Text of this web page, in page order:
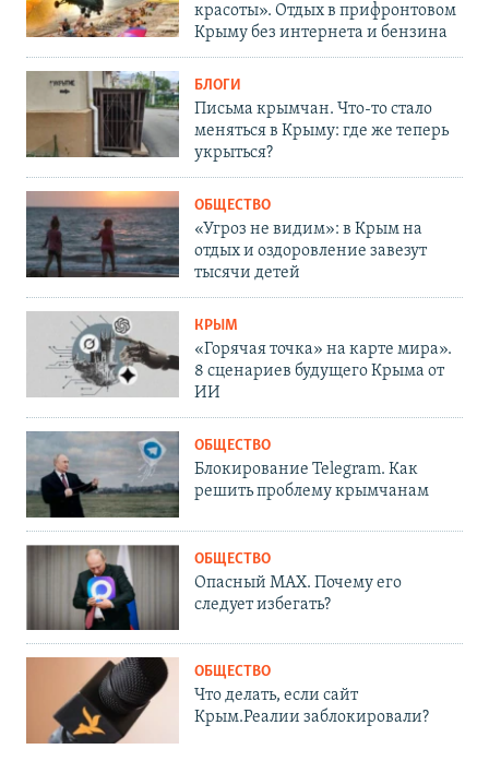
красоты». Отдых в прифронтовом
Крыму без интернета и бензина
БЛОГИ
Письма крымчан. Что-то стало
меняться в Крыму: где же теперь
укрыться?
ОБЩЕСТВО
«Угроз не видим»: в Крым на
отдых и оздоровление завезут
тысячи детей
КРЫМ
«Горячая точка» на карте мира».
8 сценариев будущего Крыма от
ИИ
ОБЩЕСТВО
Блокирование Telegram. Как
решить проблему крымчанам
ОБЩЕСТВО
Опасный MAX. Почему его
следует избегать?
ОБЩЕСТВО
Что делать, если сайт
Крым.Реалии заблокировали?